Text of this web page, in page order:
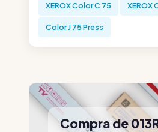
XEROX Color C 75 XEROX
Color J 75 Press
Compra de